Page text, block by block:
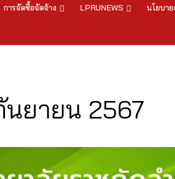
การจัดซื้อจัดจ้าง LPRUNEWS นโยบา
นยายน 2567